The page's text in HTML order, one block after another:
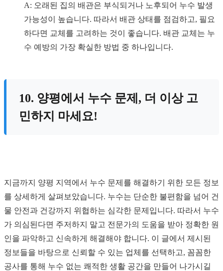
A: 오래된 집의 배관은 부식되거나 노후되어 누수 발생
가능성이 높습니다. 따라서 배관 상태를 점검하고, 필요
하다면 교체를 고려하는 것이 좋습니다. 배관 교체는 누
수 예방의 가장 확실한 방법 중 하나입니다.
10. 양평에서 누수 문제, 더 이상 고
민하지 마세요!
지금까지 양평 지역에서 누수 문제를 해결하기 위한 모든 정보
를 상세하게 살펴보았습니다. 누수는 단순한 불편함을 넘어 건
물 안전과 건강까지 위협하는 심각한 문제입니다. 따라서 누수
가 의심된다면 주저하지 말고 전문가의 도움을 받아 정확한 원
인을 파악하고 신속하게 해결해야 합니다. 이 글에서 제시된
정보들을 바탕으로 신뢰할 수 있는 업체를 선택하고, 꼼꼼한
공사를 통해 누수 없는 쾌적한 생활 공간을 만들어 나가시길